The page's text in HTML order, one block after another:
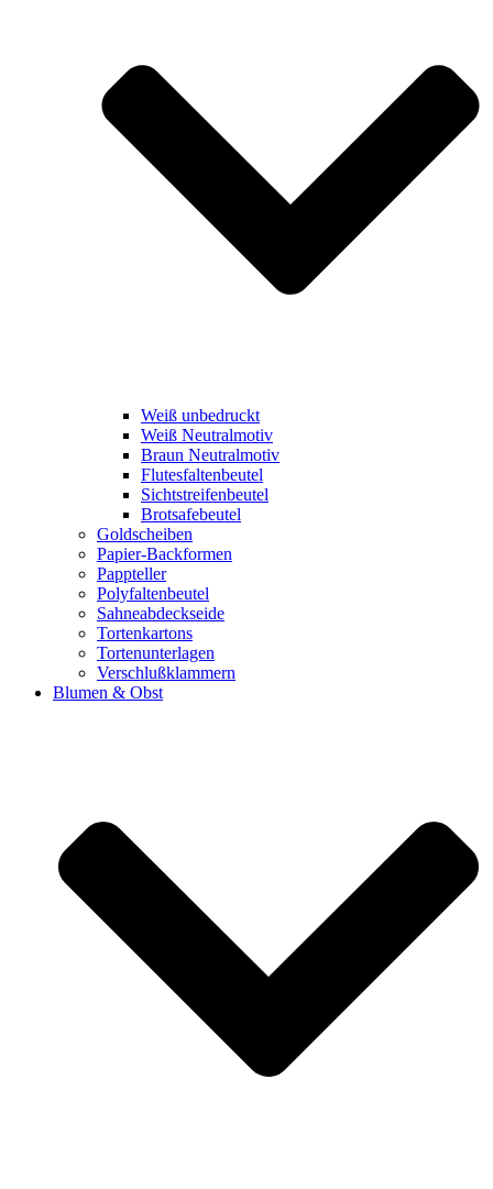
Weiß unbedruckt
Weiß Neutralmotiv
Braun Neutralmotiv
Flutesfaltenbeutel
Sichtstreifenbeutel
Brotsafebeutel
Goldscheiben
Papier-Backformen
Pappteller
Polyfaltenbeutel
Sahneabdeckseide
Tortenkartons
Tortenunterlagen
Verschlußklammern
Blumen & Obst